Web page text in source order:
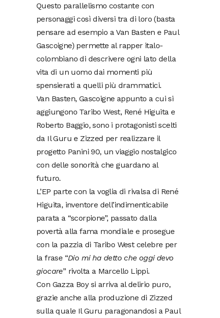
Questo parallelismo costante con
personaggi così diversi tra di loro (basta
pensare ad esempio a Van Basten e Paul
Gascoigne) permette al rapper italo-
colombiano di descrivere ogni lato della
vita di un uomo dai momenti più
spensierati a quelli più drammatici.
Van Basten, Gascoigne appunto a cui si
aggiungono Taribo West, René Higuita e
Roberto Baggio, sono i protagonisti scelti
da Il Guru e Zizzed per realizzare il
progetto Panini 90, un viaggio nostalgico
con delle sonorità che guardano al
futuro.
L’EP parte con la voglia di rivalsa di René
Higuita, inventore dell’indimenticabile
parata a “scorpione”, passato dalla
povertà alla fama mondiale e prosegue
con la pazzia di Taribo West celebre per
la frase “Dio mi ha detto che oggi devo
giocare” rivolta a Marcello Lippi.
Con Gazza Boy si arriva al delirio puro,
grazie anche alla produzione di Zizzed
sulla quale Il Guru paragonandosi a Paul